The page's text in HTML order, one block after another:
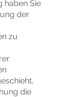
haben Sie
der
zu
die